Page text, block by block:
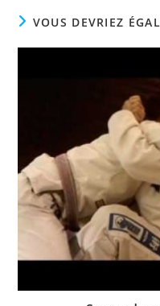
VOUS DEVRIEZ